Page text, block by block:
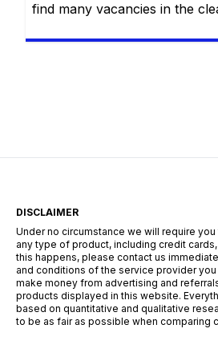
find many vacancies in the
DISCLAIMER
Under no circumstance we will require
any type of product, including credit
this happens, please contact us
and conditions of the service provider you
make money from advertising and
products displayed in this website.
based on quantitative and qualitative
to be as fair as possible when comparing